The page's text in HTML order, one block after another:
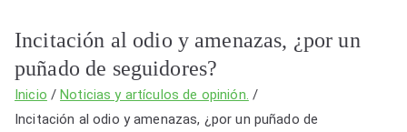
Incitación al odio y amenazas, ¿por un
puñado de seguidores?
Inicio
Noticias y artículos de opinión.
Incitación al odio y amenazas, ¿por un puñado de